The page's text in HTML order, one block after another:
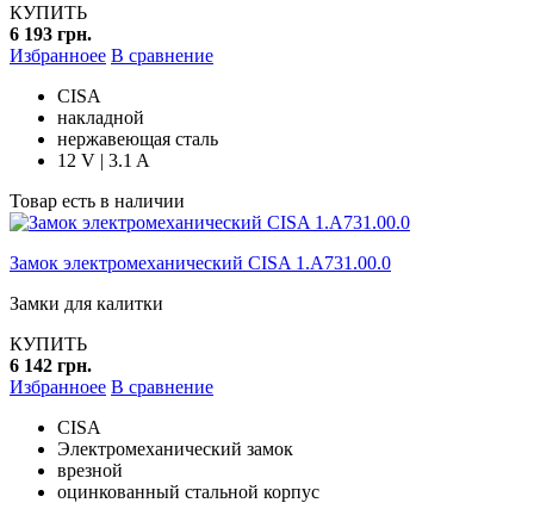
КУПИТЬ
6 193 грн.
Избранноее В сравнение
CISA
накладной
нержавеющая сталь
12 V | 3.1 A
Товар есть в наличии
Замок электромеханический CISA 1.А731.00.0
Замки для калитки
КУПИТЬ
6 142 грн.
Избранноее В сравнение
CISA
Электромеханический замок
врезной
оцинкованный стальной корпус